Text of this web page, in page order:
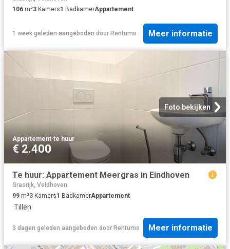
106 m²3 Kamers1 BadkamerAppartement
1 week geleden aangeboden door Rentumo Meer informatie
Foto bekijken
Appartement·te huur
€ 2.400
Te huur: Appartement Meergras in Eindhoven
Grasrijk, Veldhoven
99 m²3 Kamers1 BadkamerAppartement
·Tillen
3 dagen geleden aangeboden door Rentumo Meer informatie